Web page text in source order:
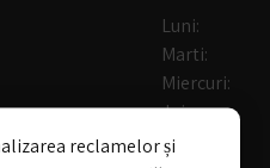
Luni:
Marti:
Miercuri:
Joi:
Vineri:
reclamelor și